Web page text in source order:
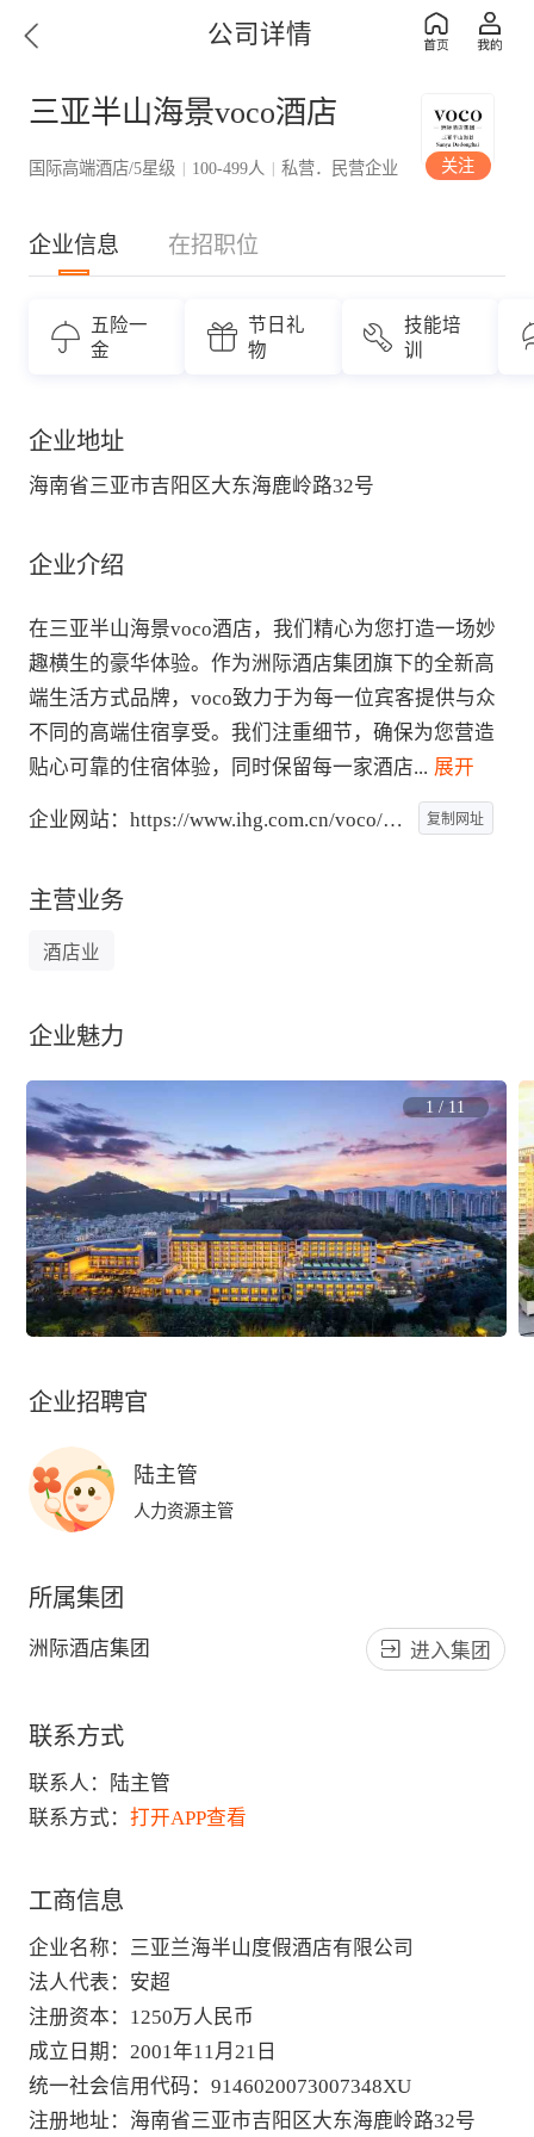
公司详情
三亚半山海景voco酒店
国际高端酒店/5星级 | 100-499人 | 私营．民营企业 关注
企业信息 在招职位
五险一
金
节日礼
物
技能培
训
企业地址
海南省三亚市吉阳区大东海鹿岭路32号
企业介绍
在三亚半山海景voco酒店，我们精心为您打造一场妙
趣横生的豪华体验。作为洲际酒店集团旗下的全新高
端生活方式品牌，voco致力于为每一位宾客提供与众
不同的高端住宿享受。我们注重细节，确保为您营造
贴心可靠的住宿体验，同时保留每一家酒店... 展开
企业网站： https://www.ihg.com.cn/voco/content/cn/zh/
复制网址
主营业务
酒店业
企业魅力
1 / 11
企业招聘官
陆主管
人力资源主管
所属集团
洲际酒店集团 进入集团
联系方式
联系人：
陆主管
联系方式： 打开APP查看
工商信息
企业名称 ： 三亚兰海半山度假酒店有限公司
法人代表 ： 安超
注册资本 ： 1250万人民币
成立日期 ： 2001年11月21日
统一社会信用代码 ： 9146020073007348XU
注册地址 ： 海南省三亚市吉阳区大东海鹿岭路32号